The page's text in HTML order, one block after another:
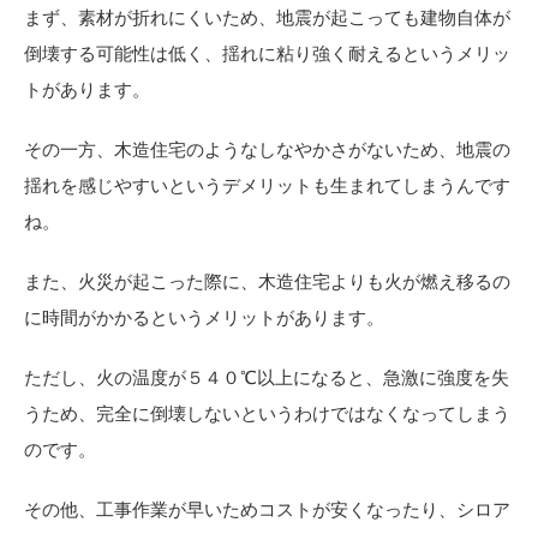
まず、素材が折れにくいため、地震が起こっても建物自体が
倒壊する可能性は低く、揺れに粘り強く耐えるというメリッ
トがあります。
その一方、木造住宅のようなしなやかさがないため、地震の
揺れを感じやすいというデメリットも生まれてしまうんです
ね。
また、火災が起こった際に、木造住宅よりも火が燃え移るの
に時間がかかるというメリットがあります。
ただし、火の温度が５４０℃以上になると、急激に強度を失
うため、完全に倒壊しないというわけではなくなってしまう
のです。
その他、工事作業が早いためコストが安くなったり、シロア